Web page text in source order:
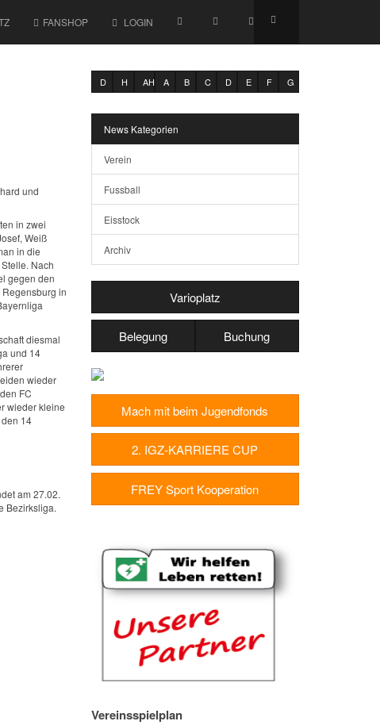
FANSHOP LOGIN
und
in zwei
Weiß
in die
Nach
gegen den
in
diesmal
und 14
wieder
FC
wieder kleine
14
am 27.02.
Bezirksliga.
D H AH A B C D E F G
News Kategorien
Verein
Fussball
Eisstock
Archiv
Varioplatz
Belegung Buchung
Mach mit beim Jugendfonds
2. IGZ-KARRIERE CUP
FREY Sport Kooperation
Vereinsspielplan